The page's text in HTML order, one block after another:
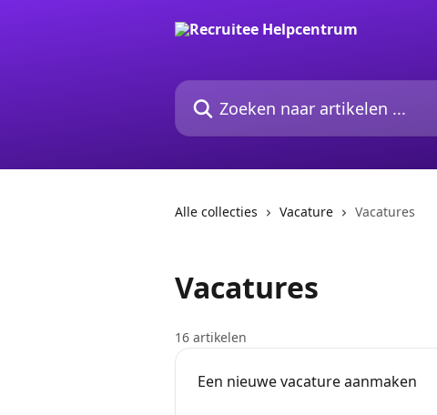
Zoeken naar artikelen ...
Alle collecties Vacature Vacatures
Vacatures
16 artikelen
Een nieuwe vacature aanmaken